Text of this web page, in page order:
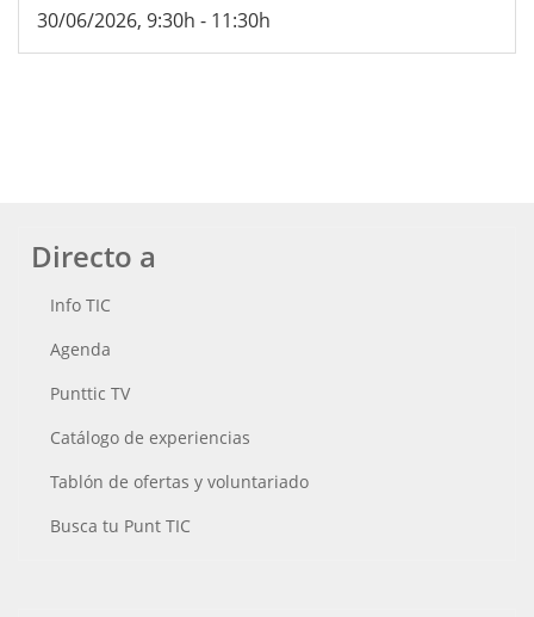
30/06/2026, 9:30h - 11:30h
Directo a
Info TIC
Agenda
Punttic TV
Catálogo de experiencias
Tablón de ofertas y voluntariado
Busca tu Punt TIC